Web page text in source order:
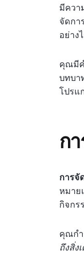
มีควา
จัดกา
อย่าง
คุณมีค
บทบา
โปรแ
ก
การจั
หมาย
กิจกร
คุณกำ
ถึงสิ่ง